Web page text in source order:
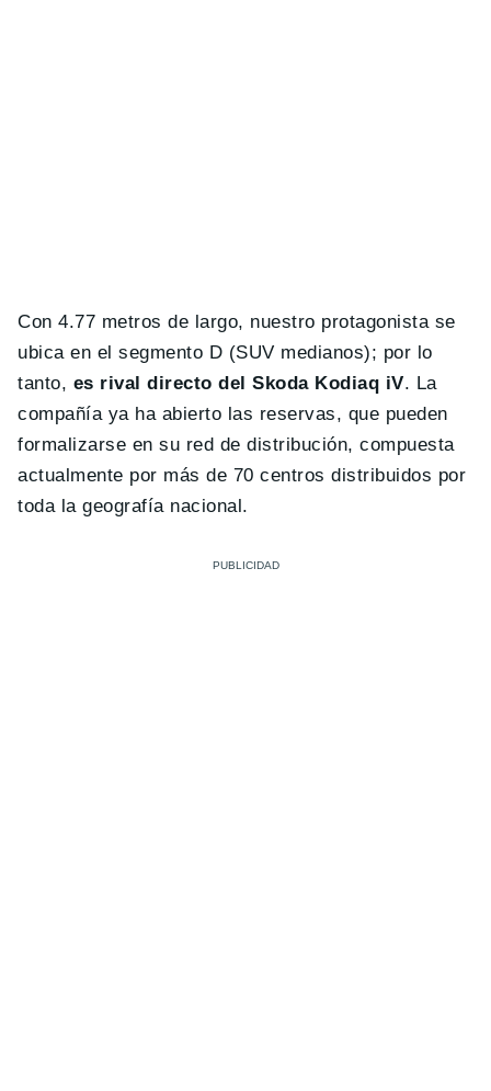
Con 4.77 metros de largo, nuestro protagonista se
ubica en el segmento D (SUV medianos); por lo
tanto, es rival directo del Skoda Kodiaq iV. La
compañía ya ha abierto las reservas, que pueden
formalizarse en su red de distribución, compuesta
actualmente por más de 70 centros distribuidos por
toda la geografía nacional.